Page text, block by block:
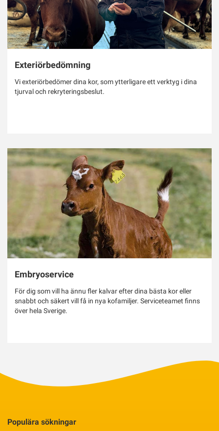
Exteriörbedömning
Vi exteriörbedömer dina kor, som ytterligare ett verktyg i dina
tjurval och rekryteringsbeslut.
Embryoservice
För dig som vill ha ännu fler kalvar efter dina bästa kor eller
snabbt och säkert vill få in nya kofamiljer. Serviceteamet finns
över hela Sverige.
Populära sökningar